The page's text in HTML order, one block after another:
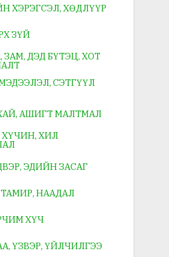
ХЭРЭГСЭЛ, ХӨДЛҮҮР
ЗҮЙ
ЗАМ, ДЭД БҮТЭЦ, ХОТ
СЭТГҮҮЛ
АШИГТ МАЛТМАЛ
ХҮЧИН, ХИЛ
ЭДИЙН ЗАСАГ
НААДАЛ
ХҮЧ
ҮЗВЭР, ҮЙЛЧИЛГЭЭ